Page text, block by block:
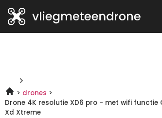
drones
Drone 4K resolutie XD6 pro - met wifi
Xd Xtreme